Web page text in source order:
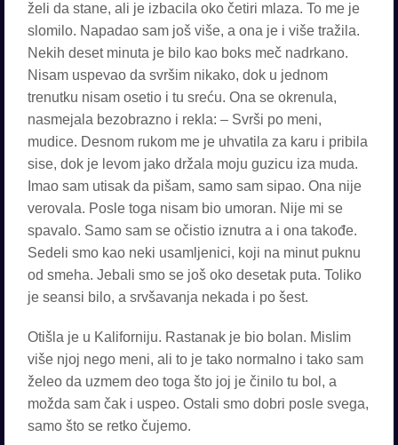
želi da stane, ali je izbacila oko četiri mlaza. To me je
slomilo. Napadao sam još više, a ona je i više tražila.
Nekih deset minuta je bilo kao boks meč nadrkano.
Nisam uspevao da svršim nikako, dok u jednom
trenutku nisam osetio i tu sreću. Ona se okrenula,
nasmejala bezobrazno i rekla: – Svrši po meni,
mudice. Desnom rukom me je uhvatila za karu i pribila
sise, dok je levom jako držala moju guzicu iza muda.
Imao sam utisak da pišam, samo sam sipao. Ona nije
verovala. Posle toga nisam bio umoran. Nije mi se
spavalo. Samo sam se očistio iznutra a i ona takođe.
Sedeli smo kao neki usamljenici, koji na minut puknu
od smeha. Jebali smo se još oko desetak puta. Toliko
je seansi bilo, a srvšavanja nekada i po šest.
Otišla je u Kaliforniju. Rastanak je bio bolan. Mislim
više njoj nego meni, ali to je tako normalno i tako sam
želeo da uzmem deo toga što joj je činilo tu bol, a
možda sam čak i uspeo. Ostali smo dobri posle svega,
samo što se retko čujemo.